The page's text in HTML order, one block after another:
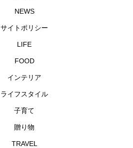
NEWS
サイトポリシー
LIFE
FOOD
インテリア
ライフスタイル
子育て
贈り物
TRAVEL